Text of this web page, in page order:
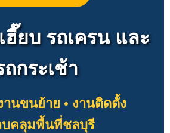
ฮี๊ยบ รถเครน และ
ถกระเช้า
านขนย้าย • งานติดตั้ง
บคลุมพื้นที่ชลบุรี